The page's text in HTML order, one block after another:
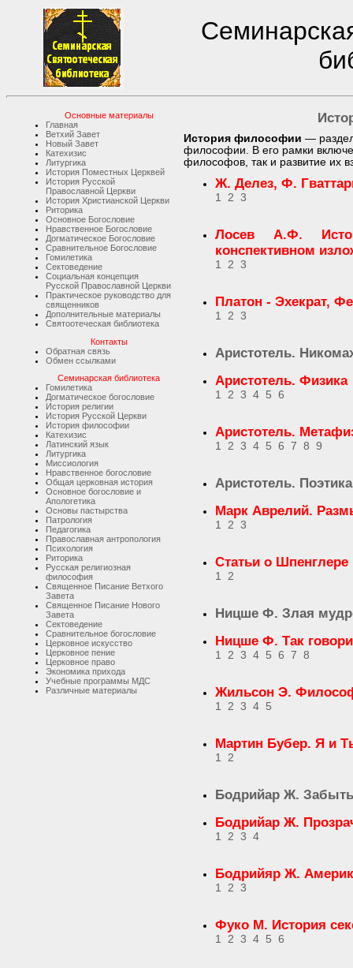
Основные материалы
Главная
Ветхий Завет
Новый Завет
Катехизис
Литургика
История Поместных Церквей
История Русской
Православной Церкви
История Христианской Церкви
Риторика
Основное Богословие
Нравственное Богословие
Догматическое Богословие
Сравнительное Богословие
Гомилетика
Сектоведение
Социальная концепция
Русской Православной Церкви
Практическое руководство для
священников
Дополнительные материалы
Святоотеческая библиотека
Контакты
Обратная связь
Обмен ссылками
Семинарская библиотека
Гомилетика
Догматическое богословие
История религии
История Русской Церкви
История философии
Катехизис
Латинский язык
Литургика
Миссиология
Нравственное богословие
Общая церковная история
Основное богословие и
Апологетика
Основы пастырства
Патрология
Педагогика
Православная антропология
Психология
Риторика
Русская религиозная
философия
Священное Писание Ветхого
Завета
Священное Писание Нового
Завета
Сектоведение
Сравнительное богословие
Церковное искусство
Церковное пение
Церковное право
Экономика прихода
Учебные программы МДС
Различные материалы
История философии —
философии. В его рамки
философов, так и развитие их
Ж. Делез, Ф.
1 2 3
Лосев А.Ф.
конспективном
1 2 3
Платон - Эхекрат,
1 2 3
Аристотель.
Аристотель. Физика
1 2 3 4 5 6
Аристотель.
1 2 3 4 5 6 7 8 9
Аристотель. Поэтика
Марк Аврелий.
1 2 3
Статьи о Шпенглере
1 2
Ницше Ф. Злая
Ницше Ф. Так
1 2 3 4 5 6 7 8
Жильсон Э.
1 2 3 4 5
Мартин Бубер. Я и
1 2
Бодрийар Ж.
Бодрийар Ж.
1 2 3 4
Бодрийяр Ж.
1 2 3
Фуко М. История
1 2 3 4 5 6